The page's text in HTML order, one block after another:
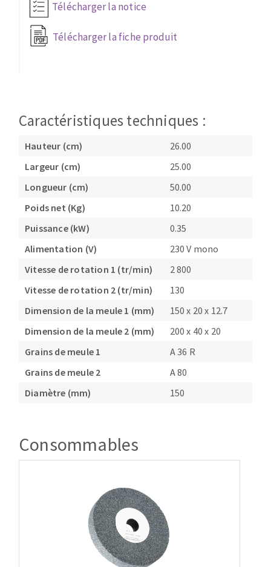
Affuteurs de forets
Ponceuses
OUTILS COUPANTS
Fraises scies
Télécharger la notice
Télécharger la fiche produit
Caractéristiques techniques :
Hauteur (cm)
26.00
Largeur (cm)
25.00
Longueur (cm)
50.00
Poids net (Kg)
10.20
Puissance (kW)
0.35
Alimentation (V)
230 V mono
Vitesse de rotation 1 (tr/min)
2 800
Vitesse de rotation 2 (tr/min)
130
Dimension de la meule 1 (mm)
150 x 20 x 12.7
Dimension de la meule 2 (mm)
200 x 40 x 20
Grains de meule 1
A 36 R
Grains de meule 2
A 80
Diamètre (mm)
150
Consommables